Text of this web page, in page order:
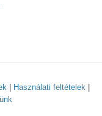
| Használati feltételek|